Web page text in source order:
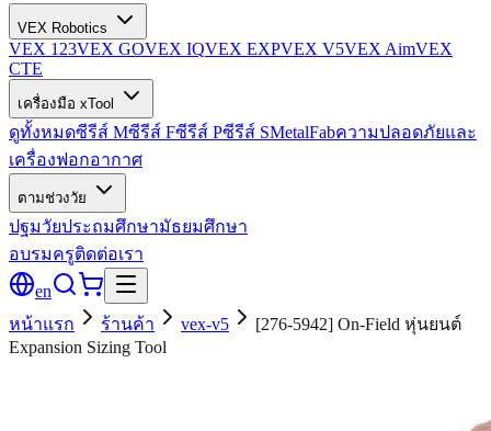
VEX Robotics
VEX 123VEX GOVEX IQVEX EXPVEX V5VEX AimVEX
CTE
เครื่องมือ xTool
ดูทั้งหมดซีรีส์ Mซีรีส์ Fซีรีส์ Pซีรีส์ SMetalFabความปลอดภัยและ
เครื่องฟอกอากาศ
ตามช่วงวัย
ปฐมวัยประถมศึกษามัธยมศึกษา
อบรมครูติดต่อเรา
en
หน้าแรก
ร้านค้า vex-v5
[276-5942] On-Field หุ่นยนต์
Expansion Sizing Tool